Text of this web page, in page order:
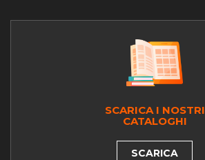
SCARICA I NOSTRI
CATALOGHI
SCARICA